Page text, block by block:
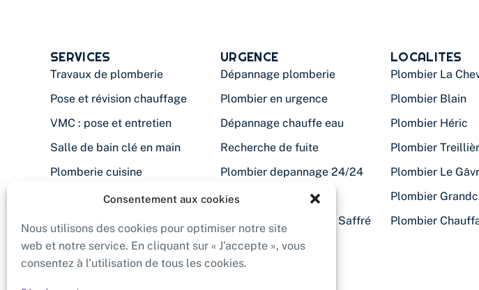
Consentement aux cookies
Nous utilisons des cookies pour optimiser notre site
web et notre service. En cliquant sur « J’accepte », vous
consentez à l’utilisation de tous les cookies.
SERVICES
Travaux de plomberie
Pose et révision chauffage
VMC : pose et entretien
Salle de bain clé en main
Plomberie cuisine
Filtration d'eau
Désembouage
Isolation des combles
URGENCE
Dépannage plomberie
Plombier en urgence
Dépannage chauffe eau
Recherche de fuite
Plombier depannage 24/24
Chauffe-eau en panne
Plombier chauffagiste Saffré
LOCALITES
Plombier La
Plombier Blain
Plombier Héric
Plombier
Plombier Le
Plombier
Plombier